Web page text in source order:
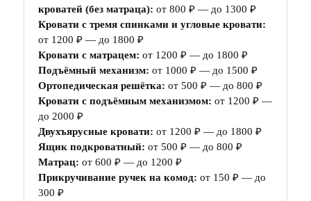
кроватей (без матраца): от 800 ₽ — до 1300 ₽
Кровати с тремя спинками и угловые кровати:
от 1200 ₽ — до 1800 ₽
Кровати с матрацем: от 1200 ₽ — до 1800 ₽
Подъёмный механизм: от 1000 ₽ — до 1500 ₽
Ортопедическая решётка: от 500 ₽ — до 800 ₽
Кровати с подъёмным механизмом: от 1200 ₽ —
до 2000 ₽
Двухъярусные кровати: от 1200 ₽ — до 1800 ₽
Ящик подкроватный: от 500 ₽ — до 800 ₽
Матрац: от 600 ₽ — до 1200 ₽
Прикручивание ручек на комод: от 150 ₽ — до
300 ₽